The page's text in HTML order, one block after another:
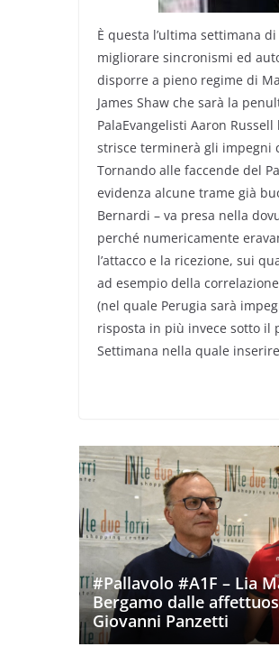
È questa l’ultima settimana
migliorare sincronismi ed
disporre a pieno regime di
James Shaw che sarà la
PalaEvangelisti Aaron
strisce terminerà gli impegni
Tornando alle faccende del
evidenza alcune trame già
Bernardi – va presa nella
perché numericamente
l’attacco e la ricezione, sui
ad esempio della
(nel quale Perugia sarà
risposta in più invece sotto il
Settimana nella quale
#Pallavolo #A1F – Lia
Bergamo dalle
Giovanni Panzetti